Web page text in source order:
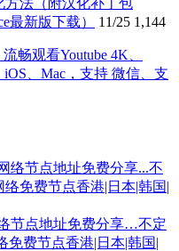
方法（附汉化补丁包
最新版下载）
11/25 1,144
络节点地址免费分享…不定
费节点香港|日本|韩国|